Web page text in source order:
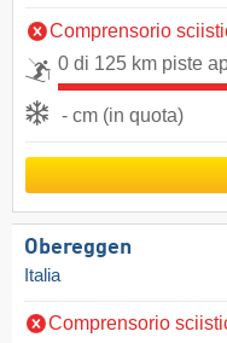
Comprensorio
0 di 125 km piste
- cm (in quota)
Obereggen
Italia
Comprensorio